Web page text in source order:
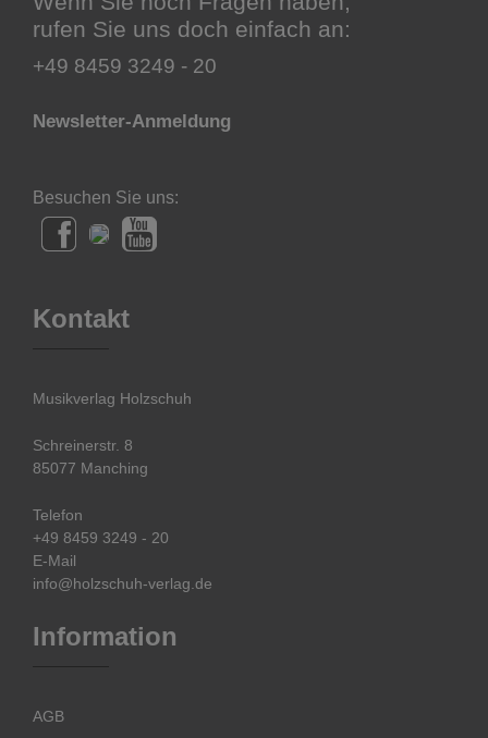
rufen Sie uns doch einfach an:
+49 8459 3249 - 20
Newsletter-Anmeldung
Besuchen Sie uns:
Kontakt
Musikverlag Holzschuh
Schreinerstr. 8
85077 Manching
Telefon
+49 8459 3249 - 20
E-Mail
info@holzschuh-verlag.de
Information
AGB